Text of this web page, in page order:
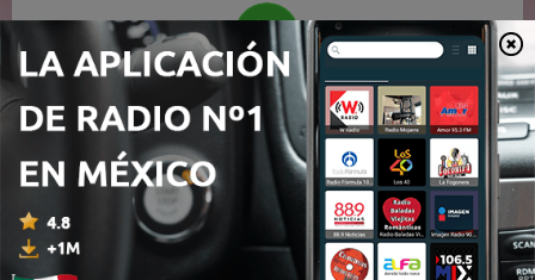
00:00
Episodios
2 GRUPOS ROMANTICOS DE LOS AÑOS 60 y 70